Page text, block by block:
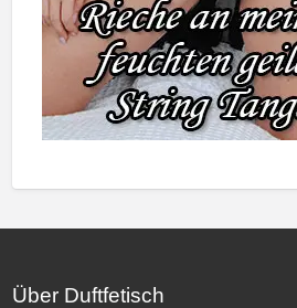
Über Duftfetisch